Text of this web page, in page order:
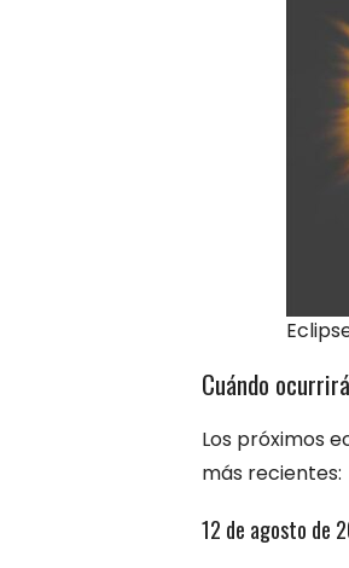
Cuándo
Los próximos
más recientes:
12 de agosto de